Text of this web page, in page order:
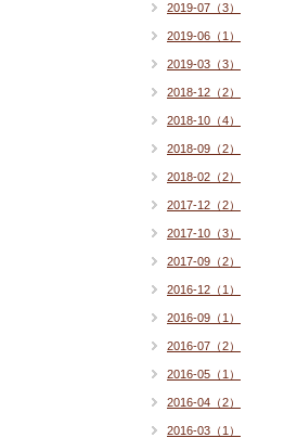
2019-07（3）
2019-06（1）
2019-03（3）
2018-12（2）
2018-10（4）
2018-09（2）
2018-02（2）
2017-12（2）
2017-10（3）
2017-09（2）
2016-12（1）
2016-09（1）
2016-07（2）
2016-05（1）
2016-04（2）
2016-03（1）